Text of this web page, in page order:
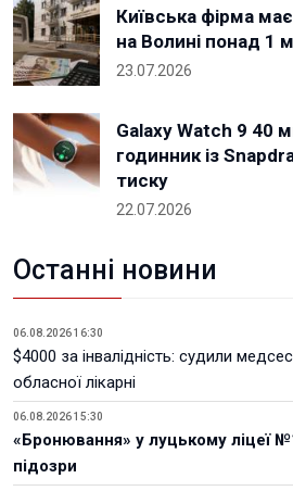
Київська фірма
на Волині понад 1
23.07.2026
Galaxy Watch 9 40
годинник із
тиску
22.07.2026
Останні новини
06.08.2026 16:30
$4000 за інвалідність: судили
обласної лікарні
06.08.2026 15:30
«Бронювання» у луцькому ліцеї
підозри